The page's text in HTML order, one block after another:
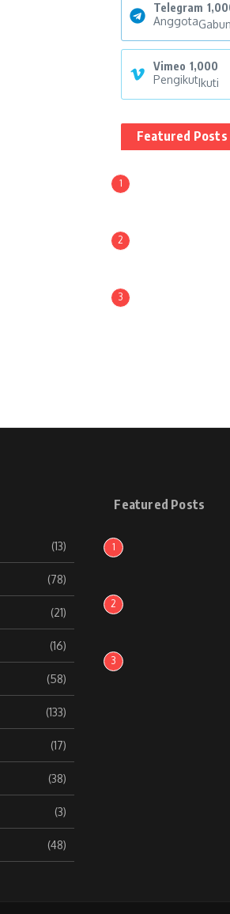
Telegram
Anggota
Vimeo 1,000
PengikutIkuti
Featured Posts
1
2
3
(13)
(78)
(21)
(16)
(58)
(133)
(17)
(38)
(3)
(48)
Featured Posts
1
2
3